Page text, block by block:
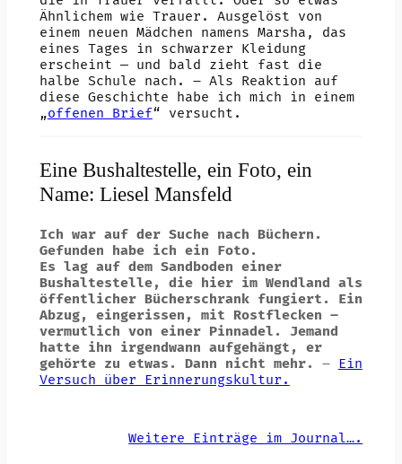
Ähnlichem wie Trauer. Ausgelöst von
einem neuen Mädchen namens Marsha, das
eines Tages in schwarzer Kleidung
erscheint — und bald zieht fast die
halbe Schule nach. – Als Reaktion auf
diese Geschichte habe ich mich in einem
„offenen Brief“ versucht.
Eine Bushaltestelle, ein Foto, ein
Name: Liesel Mansfeld
Ich war auf der Suche nach Büchern.
Gefunden habe ich ein Foto.
Es lag auf dem Sandboden einer
Bushaltestelle, die hier im Wendland als
öffentlicher Bücherschrank fungiert. Ein
Abzug, eingerissen, mit Rostflecken –
vermutlich von einer Pinnadel. Jemand
hatte ihn irgendwann aufgehängt, er
gehörte zu etwas. Dann nicht mehr.
– Ein
Versuch über Erinnerungskultur.
Weitere Einträge im Journal….